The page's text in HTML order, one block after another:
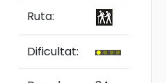
Ruta:
Dificultat: